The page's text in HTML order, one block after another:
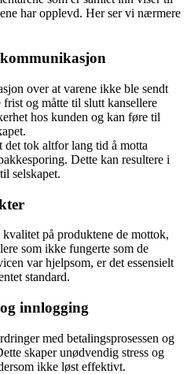
har opplevd. Her ser vi nærmere
over at varene ikke ble sendt
og måtte til slutt kansellere
hos kunden og kan føre til
det tok altfor lang tid å motta
Dette kan resultere i
selskapet.
på produktene de mottok,
som ikke fungerte som de
var hjelpsom, er det essensielt
standard.
innlogging
med betalingsprosessen og
skaper unødvendig stress og
ikke løst effektivt.